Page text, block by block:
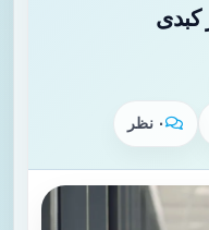
۰ نظر